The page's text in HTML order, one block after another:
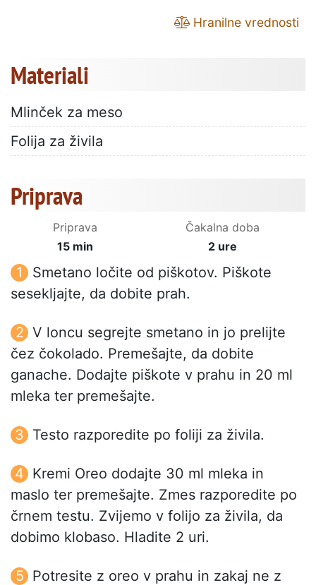
Hranilne vrednosti
Materiali
Mlinček za meso
Folija za živila
Priprava
Priprava
15 min
Čakalna doba
2 ure
Smetano ločite od piškotov. Piškote
sesekljajte, da dobite prah.
V loncu segrejte smetano in jo prelijte
čez čokolado. Premešajte, da dobite
ganache. Dodajte piškote v prahu in 20 ml
mleka ter premešajte.
Testo razporedite po foliji za živila.
Kremi Oreo dodajte 30 ml mleka in
maslo ter premešajte. Zmes razporedite po
črnem testu. Zvijemo v folijo za živila, da
dobimo klobaso. Hladite 2 uri.
Potresite z oreo v prahu in zakaj ne z